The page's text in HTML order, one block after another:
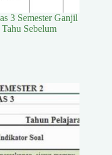
3 Semester Ganjil
Sebelum